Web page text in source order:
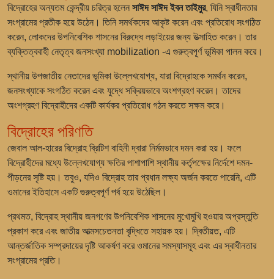
বিদ্রোহের অন্যতম কেন্দ্রীয় চরিত্র হলেন সাঈদ সাঈদ ইবন তাইমুর, যিনি স্বাধীনতার
সংগ্রামের প্রতীক হয়ে উঠেন। তিনি সমর্থকদের আকৃষ্ট করেন এবং প্রতিরোধ সংগঠিত
করেন, লোকদের উপনিবেশিক শাসনের বিরুদ্ধে লড়াইয়ের জন্য উত্সাহিত করেন। তার
ব্যক্তিত্ববাহী নেতৃত্ব জনসংখ্যা mobilization -এ গুরুত্বপূর্ণ ভূমিকা পালন করে।
স্থানীয় উপজাতীয় নেতাদের ভূমিকা উল্লেখযোগ্য, যারা বিদ্রোহকে সমর্থন করেন,
জনসংখ্যাকে সংগঠিত করেন এবং যুদ্ধে সক্রিয়ভাবে অংশগ্রহণ করেন। তাদের
অংশগ্রহণ বিদ্রোহীদের একটি কার্যকর প্রতিরোধ গঠন করতে সক্ষম করে।
বিদ্রোহের পরিণতি
জেবাল আল-হারের বিদ্রোহ ব্রিটিশ বাহিনী দ্বারা নির্মমভাবে দমন করা হয়। ফলে
বিদ্রোহীদের মধ্যে উল্লেখযোগ্য ক্ষতির পাশাপাশি স্থানীয় কর্তৃপক্ষের নির্দেশে দমন-
পীড়নের সৃষ্টি হয়। তবুও, যদিও বিদ্রোহ তার প্রধান লক্ষ্য অর্জন করতে পারেনি, এটি
ওমানের ইতিহাসে একটি গুরুত্বপূর্ণ পর্ব হয়ে উঠেছিল।
প্রথমত, বিদ্রোহ স্থানীয় জনগণের উপনিবেশিক শাসনের মুখোমুখি হওয়ার অপ্রস্তুতি
প্রকাশ করে এবং জাতীয় আত্মসচেতনতা বৃদ্ধিতে সহায়ক হয়। দ্বিতীয়ত, এটি
আন্তর্জাতিক সম্প্রদায়ের দৃষ্টি আকর্ষণ করে ওমানের সমস্যাসমূহ এবং এর স্বাধীনতার
সংগ্রামের প্রতি।